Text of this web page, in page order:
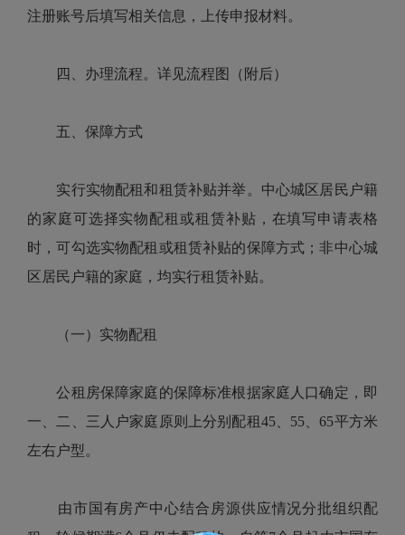
注册账号后填写相关信息，上传申报材料。
四、办理流程。详见流程图（附后）
五、保障方式
实行实物配租和租赁补贴并举。中心城区居民户籍
的家庭可选择实物配租或租赁补贴，在填写申请表格
时，可勾选实物配租或租赁补贴的保障方式；非中心城
区居民户籍的家庭，均实行租赁补贴。
（一）实物配租
公租房保障家庭的保障标准根据家庭人口确定，即
一、二、三人户家庭原则上分别配租45、55、65平方米
左右户型。
由市国有房产中心结合房源供应情况分批组织配